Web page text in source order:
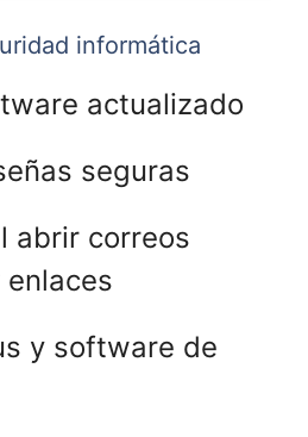
informática
actualizado
seguras
abrir correos
y software de